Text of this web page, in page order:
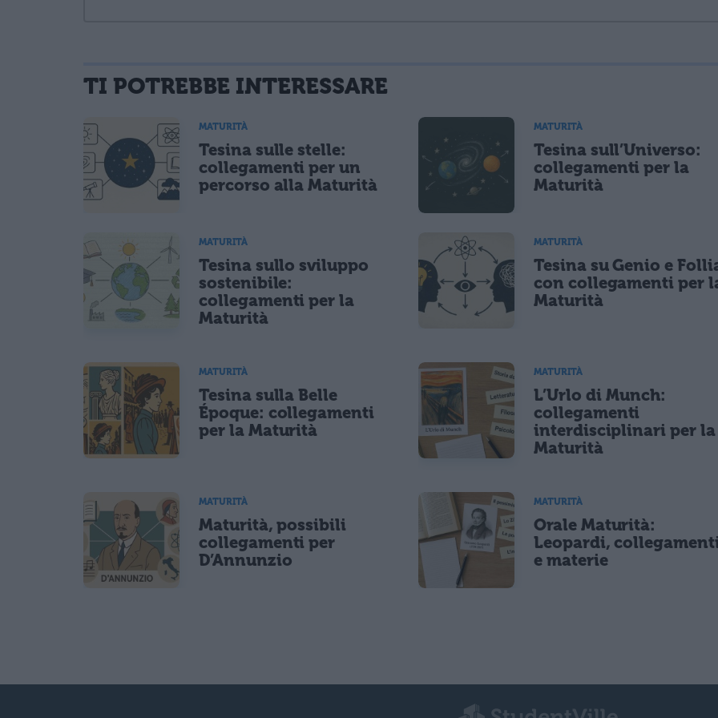
informativa privacy
. Pubblicando questo commento dai il consenso affinché un cookie salvi i tuoi dati (nome, email) per il prossimo commento.
Ho letto e acconsento l'informativa
Acconsento all'uso dei miei dati da parte di terzi per finalità di marketing diretto con modalità automatizzate o tradizionali
CONFERMA E PUBBLICA
TI POTREBBE INTERESSARE
MATURITÀ
Tesina sulle stelle:
collegamenti per un
percorso alla Maturità
MATURITÀ
Tesina sull’Universo:
collegamenti per la
Maturità
MATURITÀ
Tesina sullo sviluppo
sostenibile:
collegamenti per la
Maturità
MATURITÀ
Tesina su Genio e
con collegamenti per
Maturità
MATURITÀ
Tesina sulla Belle
Époque: collegamenti
per la Maturità
MATURITÀ
L’Urlo di Munch:
collegamenti
interdisciplinari per la
Maturità
MATURITÀ
Maturità, possibili
collegamenti per
D’Annunzio
MATURITÀ
Orale Maturità:
Leopardi,
e materie